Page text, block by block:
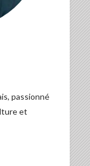
passionné
et